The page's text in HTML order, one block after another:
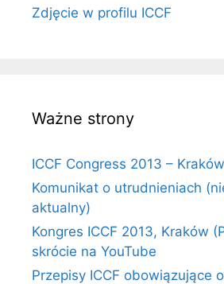
Zdjęcie w profilu ICCF
Ważne strony
ICCF Congress 2013 –
Komunikat o utrudnieniach
aktualny)
Kongres ICCF 2013, Kraków
skrócie na YouTube
Przepisy ICCF obowiązujące